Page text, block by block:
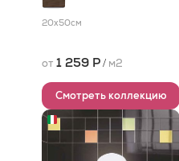
20x50см
от 1 259 Р/ м2
Смотреть коллекцию